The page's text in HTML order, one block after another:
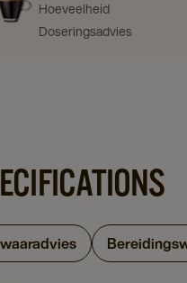
Hoeveelheid
Doseringsadvies